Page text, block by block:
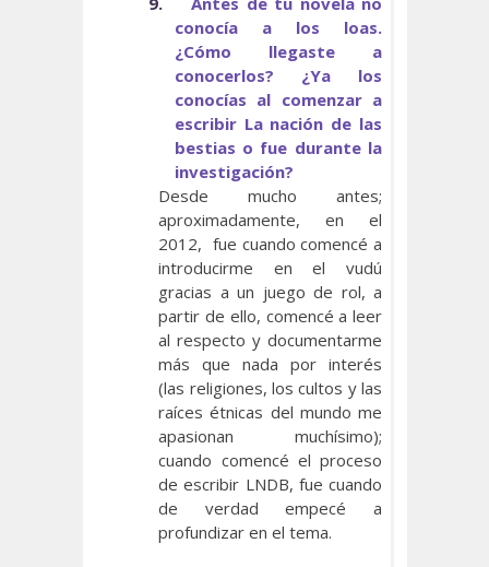
conocía a los loas.
¿Cómo llegaste a
conocerlos? ¿Ya los
conocías al comenzar a
escribir La nación de las
bestias o fue durante la
investigación?
Desde mucho antes;
aproximadamente, en el
2012, fue cuando comencé a
introducirme en el vudú
gracias a un juego de rol, a
partir de ello, comencé a leer
al respecto y documentarme
más que nada por interés
(las religiones, los cultos y las
raíces étnicas del mundo me
apasionan muchísimo);
cuando comencé el proceso
de escribir LNDB, fue cuando
de verdad empecé a
profundizar en el tema.